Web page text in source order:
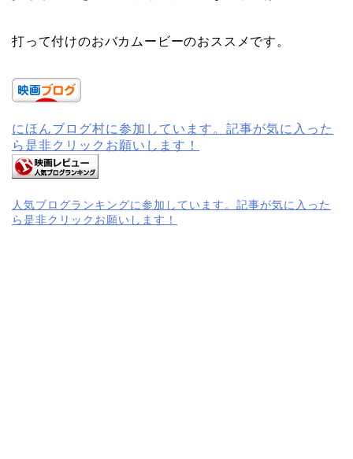
打って付けのおバカムービーのおススメです。
にほんブログ村に参加しています。記事が気に入った
ら是非クリックお願いします！
人気ブログランキングに参加しています。記事が気に入った
ら是非クリックお願いします！